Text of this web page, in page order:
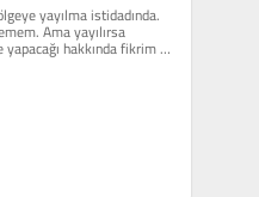
yayılma istidadında.
Ama yayılırsa
yapacağı hakkında fikrim